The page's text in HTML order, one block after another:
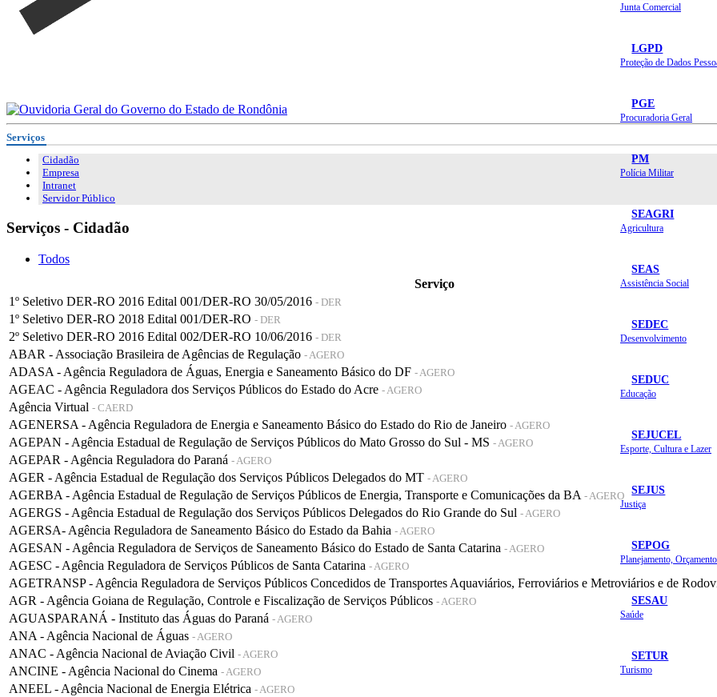
Junta Comercial
LGPD
Proteção de Dados
PGE
Procuradoria Geral
PM
Polícia Militar
SEAGRI
Agricultura
SEAS
Assistência Social
SEDEC
Desenvolvimento
SEDUC
Educação
SEJUCEL
Esporte, Cultura e Lazer
SEJUS
Justiça
SEPOG
SESAU
Saúde
SETUR
Turismo
Serviços
Cidadão
Empresa
Intranet
Servidor Público
Serviços - Cidadão
Todos
Serviço
1º Seletivo DER-RO 2016 Edital 001/DER-RO 30/05/2016 - DER
1º Seletivo DER-RO 2018 Edital 001/DER-RO - DER
2º Seletivo DER-RO 2016 Edital 002/DER-RO 10/06/2016 - DER
ABAR - Associação Brasileira de Agências de Regulação - AGERO
ADASA - Agência Reguladora de Águas, Energia e Saneamento Básico do DF - AGERO
AGEAC - Agência Reguladora dos Serviços Públicos do Estado do Acre - AGERO
Agência Virtual - CAERD
AGENERSA - Agência Reguladora de Energia e Saneamento Básico do Estado do Rio de Janeiro - AGERO
AGEPAN - Agência Estadual de Regulação de Serviços Públicos do Mato Grosso do Sul - MS - AGERO
AGEPAR - Agência Reguladora do Paraná - AGERO
AGER - Agência Estadual de Regulação dos Serviços Públicos Delegados do MT - AGERO
AGERBA - Agência Estadual de Regulação de Serviços Públicos de Energia, Transporte e Comunicações da BA - AGERO
AGERGS - Agência Estadual de Regulação dos Serviços Públicos Delegados do Rio Grande do Sul - AGERO
AGERSA- Agência Reguladora de Saneamento Básico do Estado da Bahia - AGERO
AGESAN - Agência Reguladora de Serviços de Saneamento Básico do Estado de Santa Catarina - AGERO
AGESC - Agência Reguladora de Serviços Públicos de Santa Catarina - AGERO
AGETRANSP - Agência Reguladora de Serviços Públicos Concedidos de Transportes Aquaviários, Ferroviários e Metroviários e de
AGR - Agência Goiana de Regulação, Controle e Fiscalização de Serviços Públicos - AGERO
AGUASPARANÁ - Instituto das Águas do Paraná - AGERO
ANA - Agência Nacional de Águas - AGERO
ANAC - Agência Nacional de Aviação Civil - AGERO
ANCINE - Agência Nacional do Cinema - AGERO
ANEEL - Agência Nacional de Energia Elétrica - AGERO